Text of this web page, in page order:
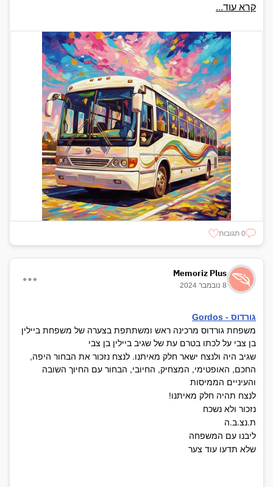
שהם אפילו שוקלים בגלל נשמתך השובבה
לכל מי שלמעלה שמיים שם
למטה לכאן
כדי להבהיר שוב שהכי חשוב זה עכשיו יותר מאי פעם הזמן
שלנשמה שובבה, מותר לטייל היכן שהיא רוצה
גם אם אין איך להגיע לשם ולהנפיק דרכון
זה בכלל לא בא בחשבון
אותו מלאך אולי סירב להזדהות
אבל אני יודע לפי הקשקושים שניסו להיות אותיות
שזה היית אתה
רק חבל שלא השארת הוראות
איך שולחים מכתב בחזרה...
קרא עוד...
0 תגובות
Memoriz Plus
8 נובמבר 2024
גורדוס - Gordos
משפחת גורדוס מרכינה ראש ומשתתפת בצערה של משפחת ביילין
בן צבי על לכתו בטרם עת של שגיב ביילין בן צבי
שגיב היה ולנצח ישאר חלק מאיתנו. לנצח נזכור את הבחור היפה,
החכם, האופטימי, המצחיק, החיובי, הבחור עם החיוך השובה
והעיניים הממיסות
לנצח תהיה חלק מאיתנו!
נזכור ולא נשכח
ת.נצ.ב.ה
ליבנו עם המשפחה
שלא תדעו עוד צער